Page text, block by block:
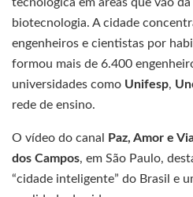
tecnológica em áreas que vão
biotecnologia. A cidade
engenheiros e cientistas por
formou mais de 6.400
universidades como Unifesp,
rede de ensino.
O vídeo do canal Paz, Amor e
dos Campos, em São Paulo,
“cidade inteligente” do Brasil e